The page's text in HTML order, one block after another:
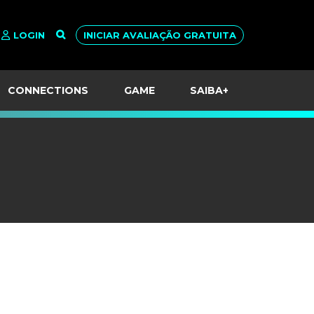
LOGIN INICIAR AVALIAÇÃO GRATUITA
CONNECTIONS GAME SAIBA+